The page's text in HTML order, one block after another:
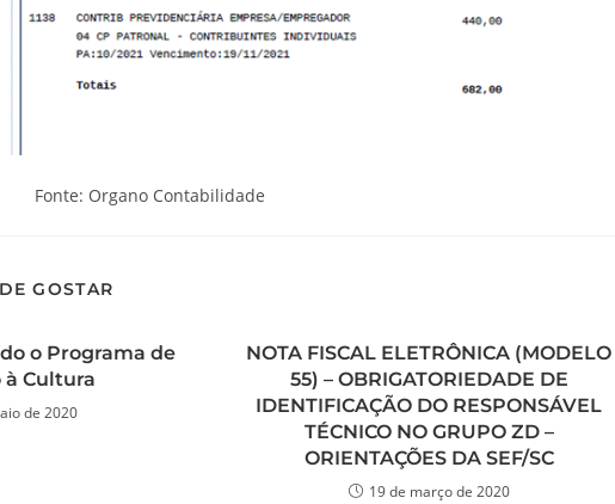
Fonte: Organo Contabilidade
GOSTAR
o Programa de
Cultura
de 2020
NOTA FISCAL ELETRÔNICA (MODELO
55) – OBRIGATORIEDADE DE
IDENTIFICAÇÃO DO RESPONSÁVEL
TÉCNICO NO GRUPO ZD –
ORIENTAÇÕES DA SEF/SC
19 de março de 2020